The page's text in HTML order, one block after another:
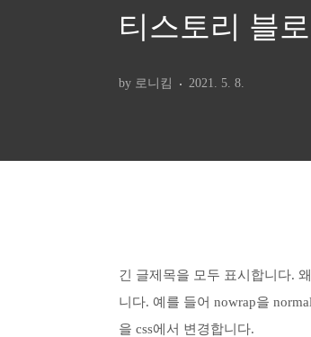
티스토리 블
by 로니킴 2021. 5. 8.
긴 글제목을 모두 표시합니다.
니다. 예를 들어 nowrap을
을 css에서 변경합니다.